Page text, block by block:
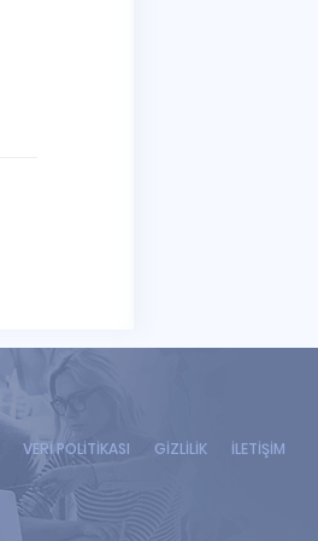
VERİ POLİTİKASI GİZLİLİK İLETİŞİM